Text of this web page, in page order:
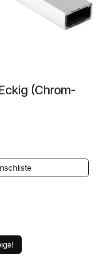
(Chrom-